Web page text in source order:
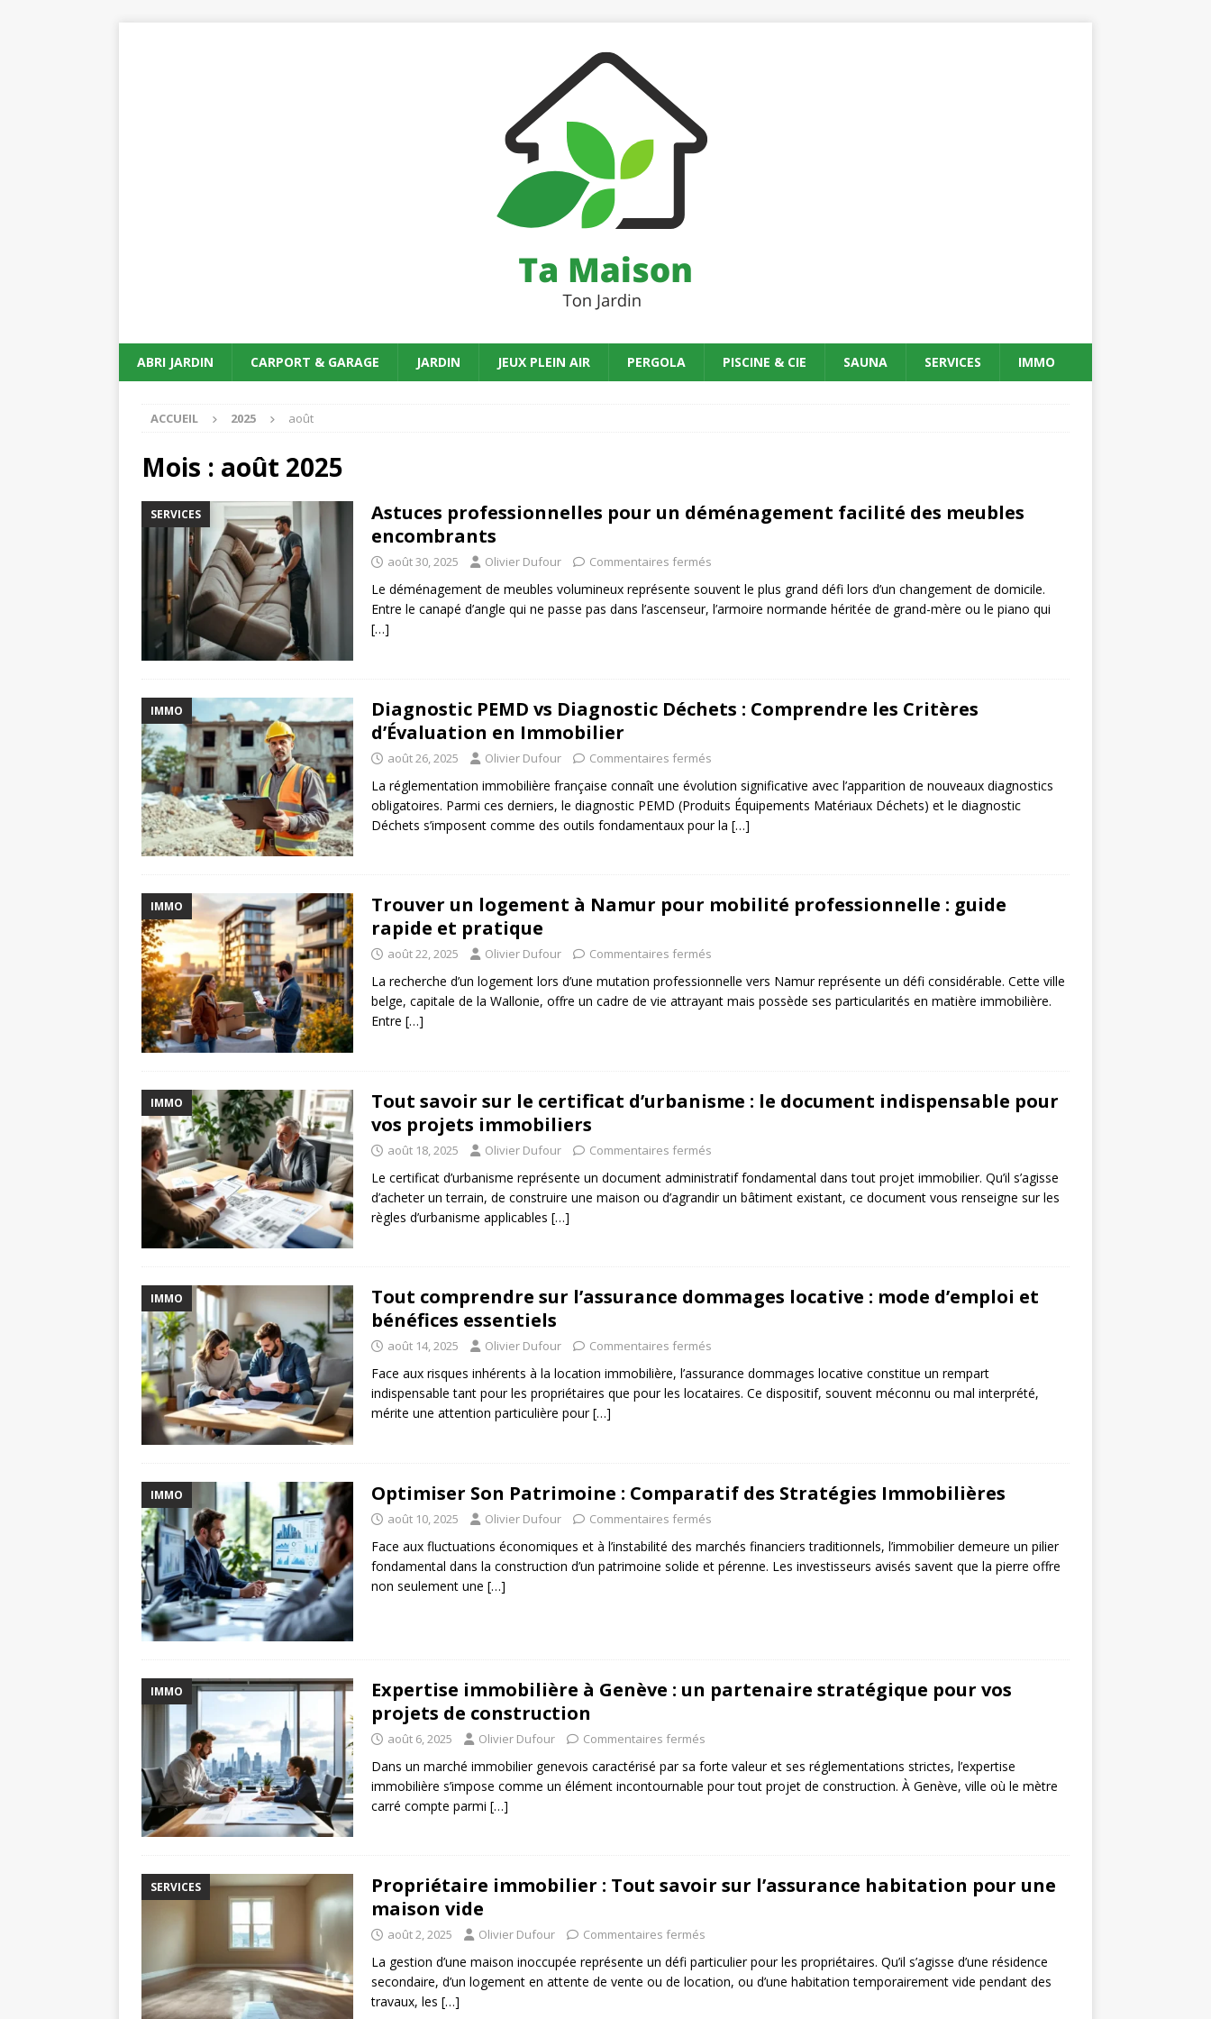
ABRI JARDIN CARPORT & GARAGE JARDIN JEUX PLEIN AIR PERGOLA PISCINE & CIE SAUNA SERVICES IMMO
ACCUEIL 2025 août
Mois : août 2025
SERVICES
Astuces professionnelles pour un déménagement facilité des meubles
encombrants
août 30, 2025 Olivier Dufour Commentaires fermés
Le déménagement de meubles volumineux représente souvent le plus grand défi lors d’un changement de domicile.
Entre le canapé d’angle qui ne passe pas dans l’ascenseur, l’armoire normande héritée de grand-mère ou le piano qui
[…]
IMMO
Diagnostic PEMD vs Diagnostic Déchets : Comprendre les Critères
d’Évaluation en Immobilier
août 26, 2025 Olivier Dufour Commentaires fermés
La réglementation immobilière française connaît une évolution significative avec l’apparition de nouveaux diagnostics
obligatoires. Parmi ces derniers, le diagnostic PEMD (Produits Équipements Matériaux Déchets) et le diagnostic
Déchets s’imposent comme des outils fondamentaux pour la […]
IMMO
Trouver un logement à Namur pour mobilité professionnelle : guide
rapide et pratique
août 22, 2025 Olivier Dufour Commentaires fermés
La recherche d’un logement lors d’une mutation professionnelle vers Namur représente un défi considérable. Cette ville
belge, capitale de la Wallonie, offre un cadre de vie attrayant mais possède ses particularités en matière immobilière.
Entre […]
IMMO
Tout savoir sur le certificat d’urbanisme : le document indispensable pour
vos projets immobiliers
août 18, 2025 Olivier Dufour Commentaires fermés
Le certificat d’urbanisme représente un document administratif fondamental dans tout projet immobilier. Qu’il s’agisse
d’acheter un terrain, de construire une maison ou d’agrandir un bâtiment existant, ce document vous renseigne sur les
règles d’urbanisme applicables […]
IMMO
Tout comprendre sur l’assurance dommages locative : mode d’emploi et
bénéfices essentiels
août 14, 2025 Olivier Dufour Commentaires fermés
Face aux risques inhérents à la location immobilière, l’assurance dommages locative constitue un rempart
indispensable tant pour les propriétaires que pour les locataires. Ce dispositif, souvent méconnu ou mal interprété,
mérite une attention particulière pour[…]
IMMO Optimiser Son Patrimoine : Comparatif des Stratégies Immobilières
août 10, 2025 Olivier Dufour Commentaires fermés
Face aux fluctuations économiques et à l’instabilité des marchés financiers traditionnels, l’immobilier demeure un pilier
fondamental dans la construction d’un patrimoine solide et pérenne. Les investisseurs avisés savent que la pierre offre
non seulement une […]
IMMO
Expertise immobilière à Genève : un partenaire stratégique pour vos
projets de construction
août 6, 2025 Olivier Dufour Commentaires fermés
Dans un marché immobilier genevois caractérisé par sa forte valeur et ses réglementations strictes, l’expertise
immobilière s’impose comme un élément incontournable pour tout projet de construction. À Genève, ville où le mètre
carré compte parmi […]
SERVICES
Propriétaire immobilier : Tout savoir sur l’assurance habitation pour une
maison vide
août 2, 2025 Olivier Dufour Commentaires fermés
La gestion d’une maison inoccupée représente un défi particulier pour les propriétaires. Qu’il s’agisse d’une résidence
secondaire, d’un logement en attente de vente ou de location, ou d’une habitation temporairement vide pendant des
travaux, les […]